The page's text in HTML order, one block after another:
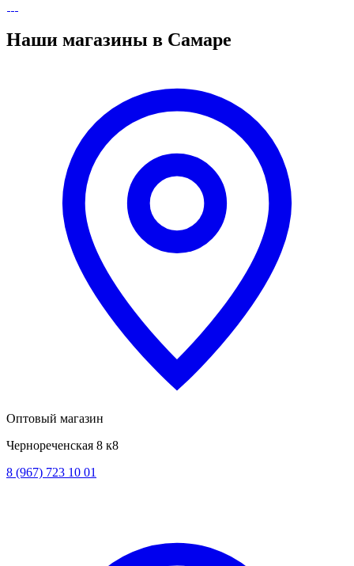
Наши магазины в Самаре
Оптовый магазин
Чернореченская 8 к8
8 (967) 723 10 01